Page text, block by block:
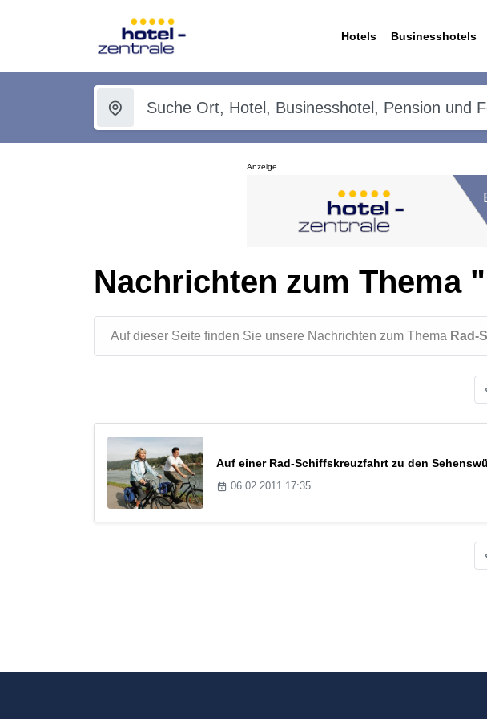
Hotels Businesshotels
Anzeige
Nachrichten zum Thema
Auf dieser Seite finden Sie unsere Nachrichten zum Thema Rad-
Auf einer Rad-Schiffskreuzfahrt zu den
06.02.2011 17:35